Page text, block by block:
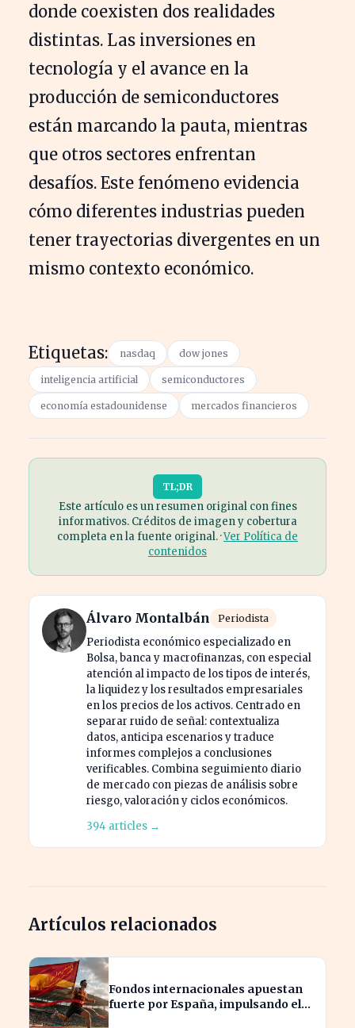
donde coexisten dos realidades
distintas. Las inversiones en
tecnología y el avance en la
producción de semiconductores
están marcando la pauta, mientras
que otros sectores enfrentan
desafíos. Este fenómeno evidencia
cómo diferentes industrias pueden
tener trayectorias divergentes en un
mismo contexto económico.
Etiquetas: nasdaq dow jones
inteligencia artificial semiconductores
economía estadounidense mercados financieros
TL;DR
Este artículo es un resumen original con fines
informativos. Créditos de imagen y cobertura
completa en la fuente original. ·Ver Política de
contenidos
Álvaro Montalbán Periodista
Periodista económico especializado en
Bolsa, banca y macrofinanzas, con especial
atención al impacto de los tipos de interés,
la liquidez y los resultados empresariales
en los precios de los activos. Centrado en
separar ruido de señal: contextualiza
datos, anticipa escenarios y traduce
informes complejos a conclusiones
verificables. Combina seguimiento diario
de mercado con piezas de análisis sobre
riesgo, valoración y ciclos económicos.
394 articles →
Artículos relacionados
Fondos internacionales apuestan
fuerte por España, impulsando el